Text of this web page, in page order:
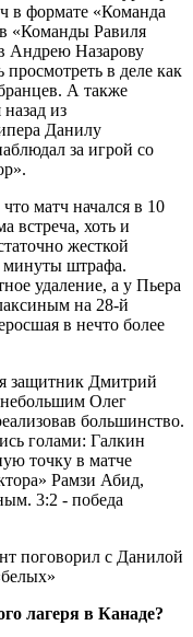
в формате «Команда
«Команды Равиля
Андрею Назарову
просмотреть в деле как
А также
из
Данилу
за игрой со
матч начался в 10
встреча, хоть и
жесткой
минуты штрафа.
удаление, а у Пьера
на 28-й
в нечто более
защитник Дмитрий
небольшим Олег
большинство.
голами: Галкин
точку в матче
Рамзи Абид,
3:2 - победа
поговорил с Данилой
лагеря в Канаде?